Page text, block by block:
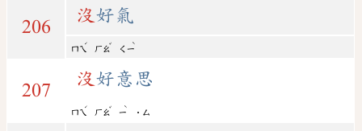
206
沒 好氣
ㄇㄟ
ˊ
ㄏㄠ
ˇ
ㄑㄧ
ˋ
207
沒 好意思
ㄇㄟ
ˊ
ㄏㄠ
ˇ
ㄧ
ˋ
˙ㄙ